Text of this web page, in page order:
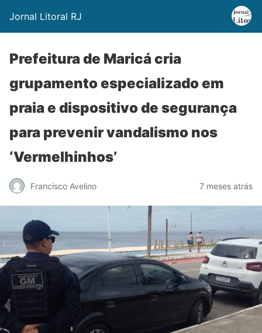
Jornal Litoral RJ
Prefeitura de Maricá cria
grupamento especializado em
praia e dispositivo de segurança
para prevenir vandalismo nos
‘Vermelhinhos’
Francisco Avelino 7 meses atrás